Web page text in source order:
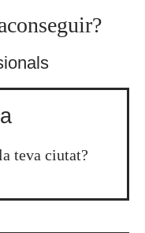
teva ciutat?